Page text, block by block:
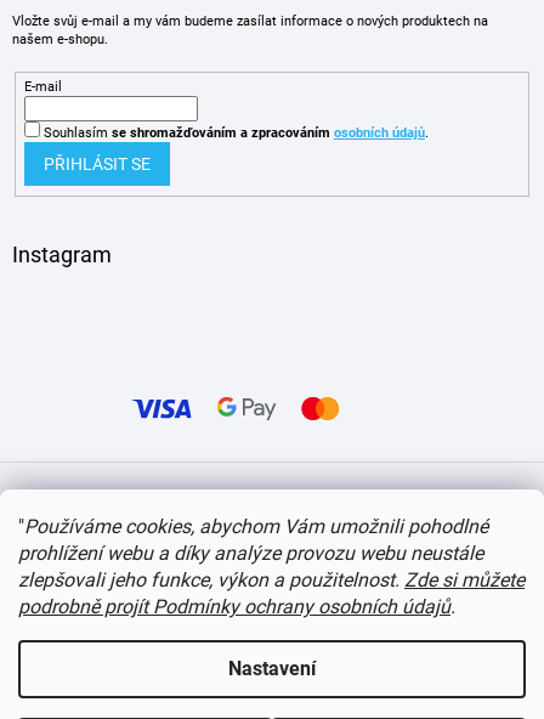
"Používáme cookies, abychom Vám umožnili pohodlné
prohlížení webu a díky analýze provozu webu neustále
zlepšovali jeho funkce, výkon a použitelnost. Zde si můžete
podrobně projít Podmínky ochrany osobních údajů.
Nastavení
Vložte svůj e-mail a my vám budeme zasílat informace o nových produktech na
našem e-shopu.
E-mail
Souhlasím se shromažďováním a zpracováním osobních údajů.
PŘIHLÁSIT SE
Instagram
Copyright 2026itvlaky.cz . Všechna práva vyhrazena. Upravit nastavení cookies